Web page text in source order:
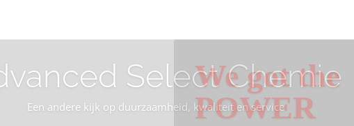
Select Chemie
Een andere kijk op duurzaamheid, kwaliteit en service
We got the
POWER